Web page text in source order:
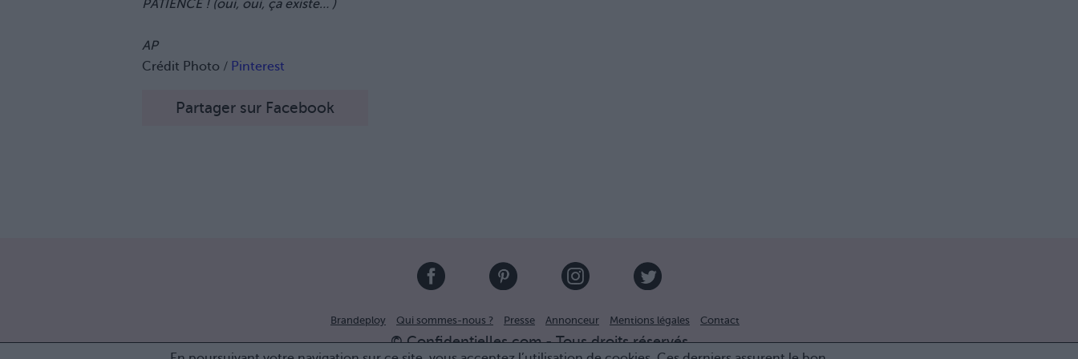
PATIENCE ! (oui, oui, ça existe… )
AP
Crédit Photo / Pinterest
Partager sur Facebook
Brandeploy Qui sommes-nous ? Presse Annonceur Mentions légales Contact
© Confidentielles.com - Tous droits réservés